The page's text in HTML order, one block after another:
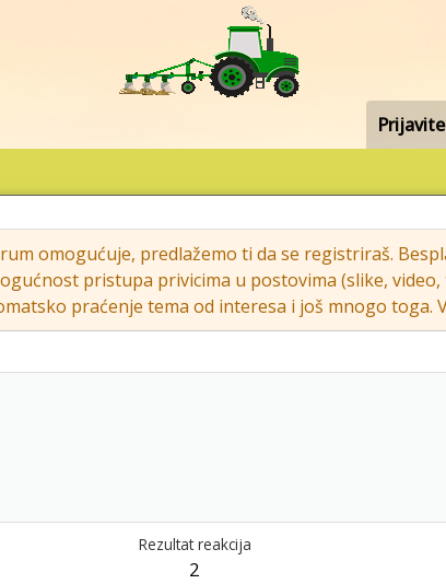
omogućuje, predlažemo ti da se registriraš.
pristupa privicima u postovima (slike,
praćenje tema od interesa i još mnogo toga.
Rezultat reakcija
2